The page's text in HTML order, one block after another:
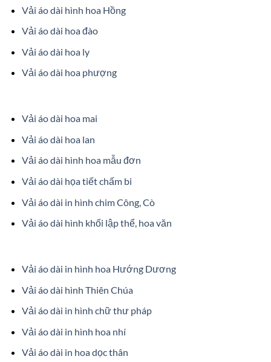
Vải áo dài hình hoa Hồng
Vải áo dài hoa đào
Vải áo dài hoa ly
Vải áo dài hoa phượng
Vải áo dài hoa mai
Vải áo dài hoa lan
Vải áo dài hình hoa mẫu đơn
Vải áo dài họa tiết chấm bi
Vải áo dài in hình chim Công, Cò
Vải áo dài hình khối lập thể, hoa văn
Vải áo dài in hình hoa Hướng Dương
Vải áo dài hình Thiên Chúa
Vải áo dài in hình chữ thư pháp
Vải áo dài in hình hoa nhí
Vải áo dài in hoa dọc thân